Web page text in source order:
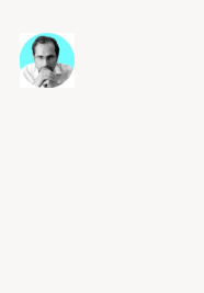
Skip
to
content